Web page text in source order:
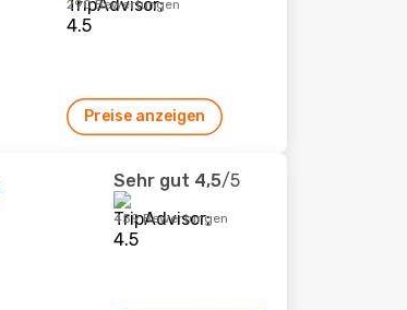
290 Bewertungen
Preise anzeigen
Sehr gut 4,5/5
459 Bewertungen